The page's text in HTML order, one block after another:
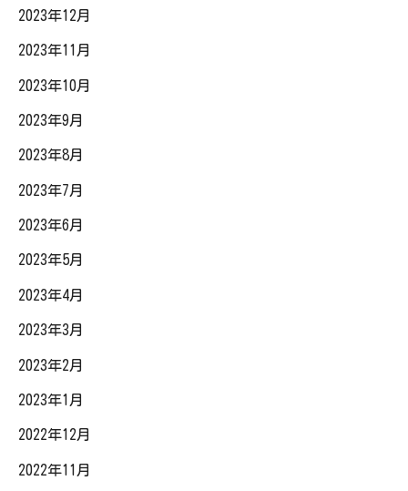
2023年12月
2023年11月
2023年10月
2023年9月
2023年8月
2023年7月
2023年6月
2023年5月
2023年4月
2023年3月
2023年2月
2023年1月
2022年12月
2022年11月